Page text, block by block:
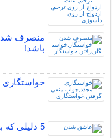
منصرف شدن
باشد!
خواستگاری
5 دلیلی که باعث می شود عاشق جنس مخالف شوید!!